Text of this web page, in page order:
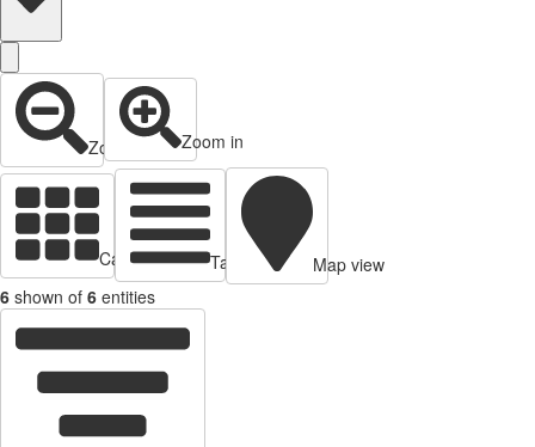
Zoom out Zoom in
Cards view Table view
Map view
6 shown of 6 entities